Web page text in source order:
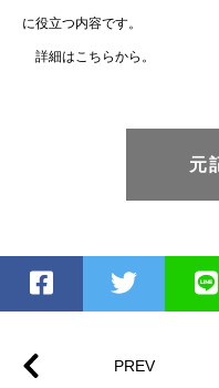
に役立つ内容です。
詳細はこちらから。
元